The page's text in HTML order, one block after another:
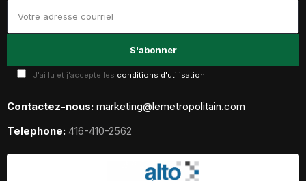
J'ai lu et j'accepte les conditions d'utilisation
Contactez-nous: marketing@lemetropolitain.com
Telephone: 416-410-2562